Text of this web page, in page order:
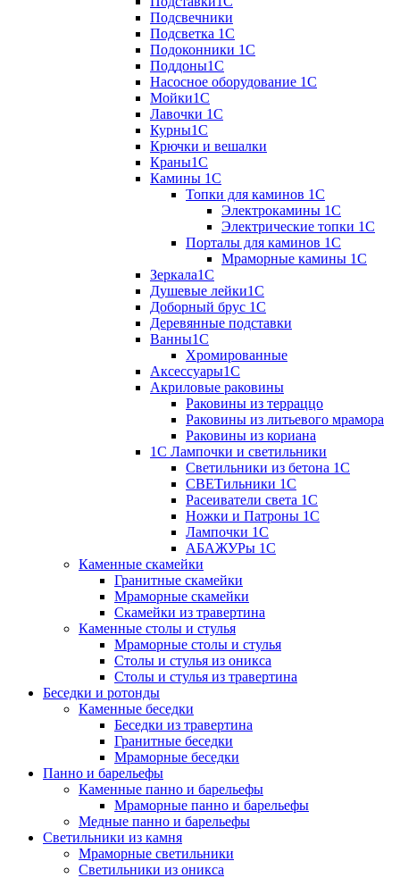
Подсвечники
Подсветка 1С
Подоконники 1С
Поддоны1С
Насосное оборудование 1С
Мойки1С
Лавочки 1С
Курны1С
Крючки и вешалки
Краны1С
Камины 1C
Топки для каминов 1C
Электрокамины 1С
Электрические топки 1C
Порталы для каминов 1С
Мраморные камины 1C
Зеркала1С
Душевые лейки1С
Доборный брус 1С
Деревянные подставки
Ванны1С
Хромированные
Аксессуары1С
Акриловые раковины
Раковины из терраццо
Раковины из литьевого мрамора
Раковины из кориана
1С Лампочки и светильники
Светильники из бетона 1С
СВЕТильники 1С
Расеиватели света 1С
Ножки и Патроны 1С
Лампочки 1С
АБАЖУРы 1С
Каменные скамейки
Гранитные скамейки
Мраморные скамейки
Скамейки из травертина
Каменные столы и стулья
Мраморные столы и стулья
Столы и стулья из оникса
Столы и стулья из травертина
Беседки и ротонды
Каменные беседки
Беседки из травертина
Гранитные беседки
Мраморные беседки
Панно и барельефы
Каменные панно и барельефы
Мраморные панно и барельефы
Медные панно и барельефы
Светильники из камня
Мраморные светильники
Светильники из оникса